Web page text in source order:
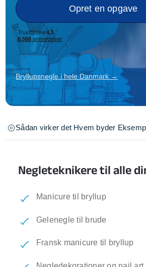
Opret en opgave
Bryllupsnegle i hele Danmark →
Sådan virker det Hvem byder
Negleteknikere til alle
Manicure til bryllup
Gelenegle til brude
Fransk manicure til bryllup